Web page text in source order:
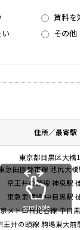
賃料を
その他
住所／最寄駅
東京都目黒区大橋
急田園都市線 池尻大橋
京王井の頭線 神泉駅
東急東横線中目黒駅
メトロ日比谷線中目
王井の頭線 駒場東大前
scrollable